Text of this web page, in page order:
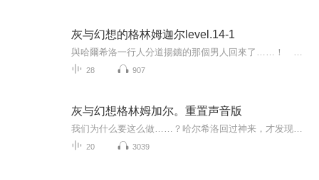
灰与幻想的格林姆迦尔level.14-1
28 907
灰与幻想格林姆加尔。重置声音版
20 3039